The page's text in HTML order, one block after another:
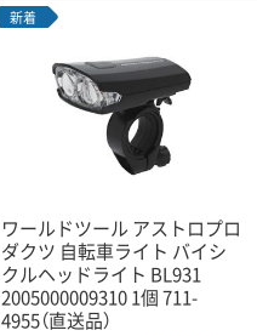
新着
ワールドツール アストロプロ
ダクツ 自転車ライト バイシ
クルヘッドライト BL931
2005000009310 1個 711-
4955（直送品）